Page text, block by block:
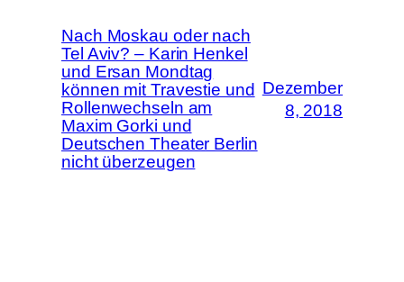
Nach Moskau oder nach
Tel Aviv? – Karin Henkel
und Ersan Mondtag
können mit Travestie und
Rollenwechseln am
Maxim Gorki und
Deutschen Theater Berlin
nicht überzeugen
Dezember
8, 2018